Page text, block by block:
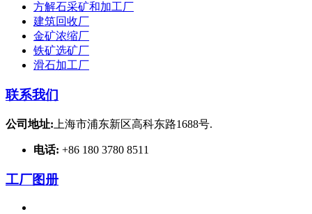
方解石采矿和加工厂
建筑回收厂
金矿浓缩厂
铁矿选矿厂
滑石加工厂
联系我们
公司地址: 上海市浦东新区高科东路1688号.
电话: +86 180 3780 8511
工厂图册